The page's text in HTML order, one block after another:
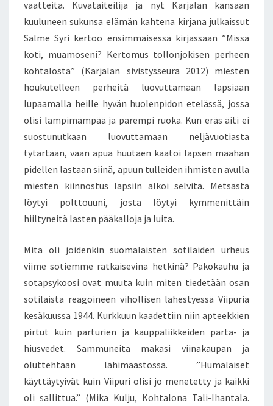
vaatteita. Kuvataiteilija ja nyt Karjalan kansaan
kuuluneen sukunsa elämän kahtena kirjana julkaissut
Salme Syri kertoo ensimmäisessä kirjassaan ”Missä
koti, muamoseni? Kertomus tollonjokisen perheen
kohtalosta” (Karjalan sivistysseura 2012) miesten
houkutelleen perheitä luovuttamaan lapsiaan
lupaamalla heille hyvän huolenpidon etelässä, jossa
olisi lämpimämpää ja parempi ruoka. Kun eräs äiti ei
suostunutkaan luovuttamaan neljävuotiasta
tytärtään, vaan apua huutaen kaatoi lapsen maahan
pidellen lastaan siinä, apuun tulleiden ihmisten avulla
miesten kiinnostus lapsiin alkoi selvitä. Metsästä
löytyi polttouuni, josta löytyi kymmenittäin
hiiltyneitä lasten pääkalloja ja luita.
Mitä oli joidenkin suomalaisten sotilaiden urheus
viime sotiemme ratkaisevina hetkinä? Pakokauhu ja
sotapsykoosi ovat muuta kuin miten tiedetään osan
sotilaista reagoineen vihollisen lähestyessä Viipuria
kesäkuussa 1944. Kurkkuun kaadettiin niin apteekkien
pirtut kuin parturien ja kauppaliikkeiden parta- ja
hiusvedet. Sammuneita makasi viinakaupan ja
oluttehtaan lähimaastossa. ”Humalaiset
käyttäytyivät kuin Viipuri olisi jo menetetty ja kaikki
oli sallittua.” (Mika Kulju, Kohtalona Tali-Ihantala.